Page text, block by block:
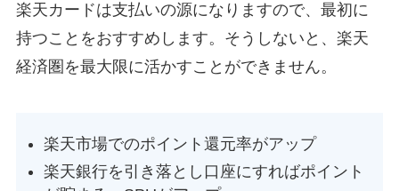
楽天カードは支払いの源になりますので、最初に
持つことをおすすめします。そうしないと、楽天
経済圏を最大限に活かすことができません。
楽天市場でのポイント還元率がアップ
楽天銀行を引き落とし口座にすればポイント